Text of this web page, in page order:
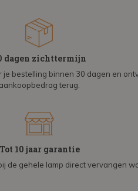
dagen zichttermijn
je bestelling binnen 30 dagen en
aankoopbedrag terug.
Tot 10 jaar garantie
de gehele lamp direct vervangen